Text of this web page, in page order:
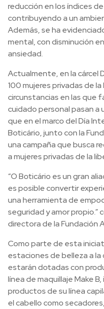
reducción en los índices
contribuyendo a un
Además, se ha
mental, con disminución
ansiedad.
Actualmente, en la cárcel
100 mujeres privadas de
circunstancias en las que
cuidado personal pasan a
que en el marco del Día
Boticário, junto con la
una campaña que busca
a mujeres privadas de la
“O Boticário es un gran
es posible convertir
una herramienta de
seguridad y amor propio.”
directora de la Fundación
Como parte de esta
estaciones de belleza a
estarán dotadas con
línea de maquillaje Make
productos de su línea
el cabello como